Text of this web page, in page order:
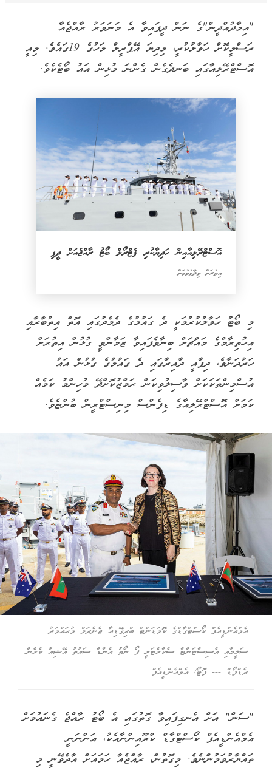
"އިމާދުއްދީން"ގެ ނަން ދީފައިވާ އެ މަނަވަރު ރާއްޖެއާ
ރަސްމީކޮށް ހަވާލުކުރީ، މިދިޔަ އޭޕްރީލް މަހުގެ 19ގައެވެ. މިއީ
އޮސްޓްރޭލިއާގައި ބަނދެގެން ގެންނަ މުޅިން އައު ބޯޓެކެވެ.
އޮސްޓްރޭލިއާއިން ހަދިޔާކުރި ޕެޓްރޯލް ބޯޓު ރާއްޖެއަށް ދީފި
އިތުރަށް ވިދާޅުވުމަށް
މި ބޯޓު ހަވާލުކުރުމަކީ ދެ ގައުމުގެ ދެމެދުގައި އޮތް އިތުބާރާއި
އިހުތިރާމްގެ މައްޗަށް ބިނާވެފައިވާ ޒަމާންވީ ގުޅުން އިތުރަށް
ހަރުދަނާވެ، ދިފާއީ ދާއިރާގައި ދެ ގައުމުގެ ގުޅުން އައު
އުސްމިންތަކަކަށް ވާސިލުވިކަން ރަމްޒުކޮށްދޭ މުހިންމު ކަމެއް
ކަމަށް އޮސްޓްރޭލިއާގެ ޑިފެންސް މިނިސްޓްރީން ބުންޏެވެ.
އެމްއެންޑީއެފް ކޯސްޓްގާޑްގެ ކޮމަޑަންޓް ބްރިގޭޑިއާ ޖެނެރަލް މުޙައްމަދު
ސަލީމާއި އެސިސްޓަންޓް ސެކްރެޓަރީ ފޯ ނޯތު އެންޑް ސައުތު އޭޝިއާ ކެރެން
ރެޑްފޯޑް --- ފޮޓޯ/ އެމްއެންޑީއެފް
"ސަން" އަށް އެނގިފައިވާ ގޮތުގައި އެ ބޯޓު ރާއްޖެ ގެނައުމަށް
އެމްއެންޑީއެފް ކޯސްޓްގާޑް ކްރޫއިންނާއެކު، އަންނަނީ
ތައްޔާރުވަމުންނެވެ. މިގޮތުން، ރާއްޖެއާ ހަމައަށް އާދެވޭނީ މި